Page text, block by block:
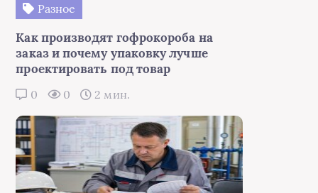
Разное
Как производят гофрокороба на
заказ и почему упаковку лучше
проектировать под товар
0 0 2 мин.